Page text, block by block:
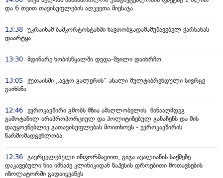
და 6 თვით თავისუფლების აღკვეთა მიესაჯა
13:38 უკრაინამ ბაშკორტოსტანში ნავთობგადამამუშავებელ ქარხანას
დაარტყა
13:30 მდინარე ხობისწყალში დედა-შვილი დაიხრჩო
13:05 ქუთაისში „ავტო გალერის“ ახალი მულტიბრენდული სივრცე
გაიხსნა
12:46 ევროკავშირი გმობს მზია ამაღლობელის წინააღმდეგ
გამოტანილ არაპროპორციულ და პოლიტიზებულ განაჩენს და მის
დაუყოვნებლივ გათავისუფლებას მოითხოვს - ევროკავშირის
წარმომადგენლობა
12:36 გავრცელებული ინფორმაციით, გიგა ავალიანის საქმეზე
დაკავებული ნია იმნაძე კლინიკიდან ზაჰესის დროებითი მოთავსების
იზოლატორში გადაიყვანეს